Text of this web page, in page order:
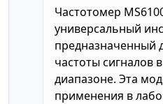
Частотомер
универсальный
предназначенный
частоты сигналов
диапазоне. Эта
применения в